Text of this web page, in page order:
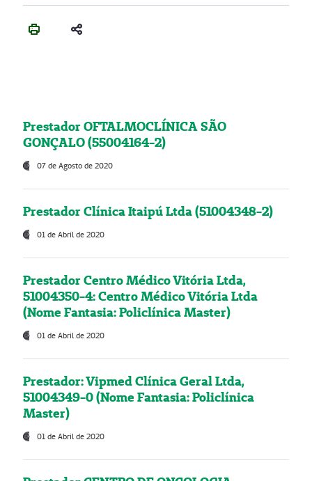
Prestador OFTALMOCLÍNICA SÃO
GONÇALO (55004164-2)
07 de Agosto de 2020
Prestador Clínica Itaipú Ltda (51004348-2)
01 de Abril de 2020
Prestador Centro Médico Vitória Ltda,
51004350-4: Centro Médico Vitória Ltda
(Nome Fantasia: Policlínica Master)
01 de Abril de 2020
Prestador: Vipmed Clínica Geral Ltda,
51004349-0 (Nome Fantasia: Policlínica
Master)
01 de Abril de 2020